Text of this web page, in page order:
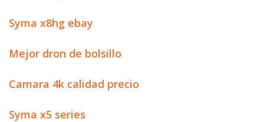
Syma x8hg ebay
Mejor dron de bolsillo
Camara 4k calidad precio
Syma x5 series